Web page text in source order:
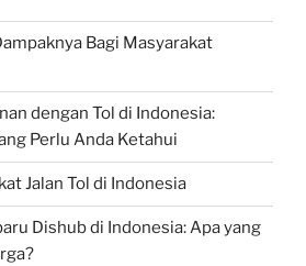
Bagi Masyarakat
dengan Tol di Indonesia:
Perlu Anda Ketahui
Jalan Tol di Indonesia
Dishub di Indonesia: Apa yang